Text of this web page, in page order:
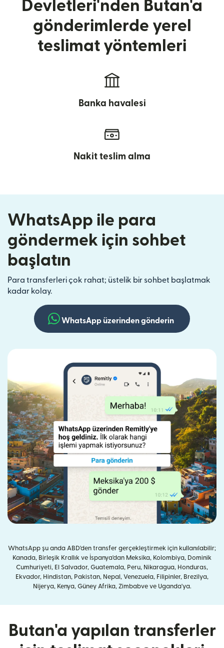
Devletleri'nden Butan'a
gönderimlerde yerel
teslimat yöntemleri
Banka havalesi
Nakit teslim alma
WhatsApp ile para
göndermek için sohbet
başlatın
Para transferleri çok rahat; üstelik bir sohbet başlatmak
kadar kolay.
WhatsApp üzerinden gönderin
WhatsApp şu anda ABD'den transfer gerçekleştirmek için kullanılabilir;
Kanada, Birleşik Krallık ve İspanya'dan Meksika, Kolombiya, Dominik
Cumhuriyeti, El Salvador, Guatemala, Peru, Nikaragua, Honduras,
Ekvador, Hindistan, Pakistan, Nepal, Venezuela, Filipinler, Brezilya,
Nijerya, Kenya, Güney Afrika, Zimbabve ve Uganda'ya.
Butan'a yapılan transferler